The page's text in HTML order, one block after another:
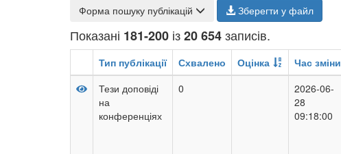
Форма пошуку публікацій Зберегти у файл
Показані 181-200 із20 654записів.
Тип публікації Схвалено Оцінка Час зміни
Тези доповіді
на
конференціях
0
2026-06-
28
09:18:00